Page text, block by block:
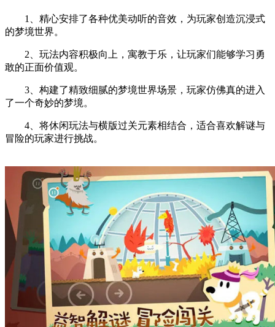
1、精心安排了各种优美动听的音效，为玩家创造沉浸式
的梦境世界。
2、玩法内容积极向上，寓教于乐，让玩家们能够学习勇
敢的正面价值观。
3、构建了精致细腻的梦境世界场景，玩家仿佛真的进入
了一个奇妙的梦境。
4、将休闲玩法与横版过关元素相结合，适合喜欢解谜与
冒险的玩家进行挑战。